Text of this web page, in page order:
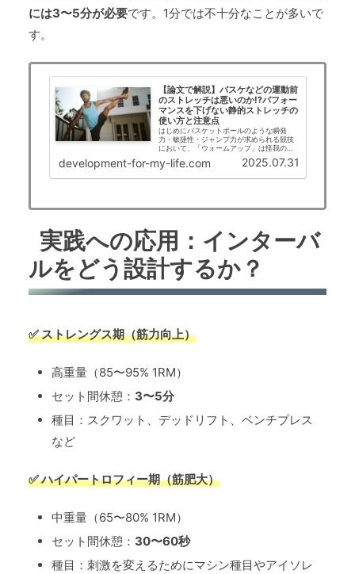
には3〜5分が必要です。1分では不十分なことが多いで
す。
【論文で解説】バスケなどの運動前
のストレッチは悪いのか⁉パフォー
マンスを下げない静的ストレッチの
使い方と注意点
はじめにバスケットボールのような瞬発
力・敏捷性・ジャンプ力が求められる競技
において、「ウォームアップ」は怪我の予
防だけでなく、パフォーマンス最大化にも
直結する重要な要素です。特に「静的スト
development-for-my-life.com 2025.07.31
実践への応用：インターバ
ルをどう設計するか？
✅ ストレングス期（筋力向上）
高重量（85〜95% 1RM）
セット間休憩： 3〜5分
種目：スクワット、デッドリフト、ベンチプレス
など
✅ ハイパートロフィー期（筋肥大）
中重量（65〜80% 1RM）
セット間休憩： 30〜60秒
種目：刺激を変えるためにマシン種目やアイソレ